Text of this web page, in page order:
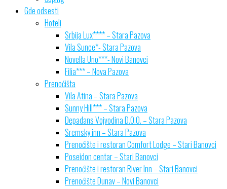
Gde odsesti
Hoteli
Srbija Lux**** – Stara Pazova
Vila Sunce*- Stara Pazova
Novella Uno***- Novi Banovci
Filia*** – Nova Pazova
Prenoćišta
Vila Atina – Stara Pazova
Sunny Hill*** – Stara Pazova
Depadans Vojvodina D.O.O. – Stara Pazova
Sremsky inn – Stara Pazova
Prenoćište i restoran Comfort Lodge – Stari Banovci
Poseidon centar – Stari Banovci
Prenoćište i restoran River Inn – Stari Banovci
Prenoćište Dunav – Novi Banovci